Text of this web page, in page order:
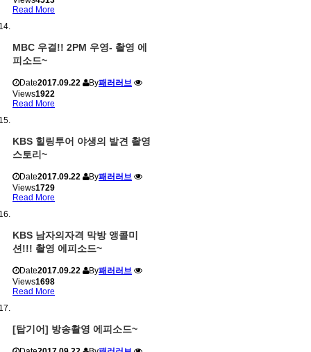
Read More
MBC 우결!! 2PM 우영- 촬영 에
피소드~
Date2017.09.22 By패러러브
Views1922
Read More
KBS 힐링투어 야생의 발견 촬영
스토리~
Date2017.09.22 By패러러브
Views1729
Read More
KBS 남자의자격 막방 앵콜미
션!!! 촬영 에피소드~
Date2017.09.22 By패러러브
Views1698
Read More
[탑기어] 방송촬영 에피소드~